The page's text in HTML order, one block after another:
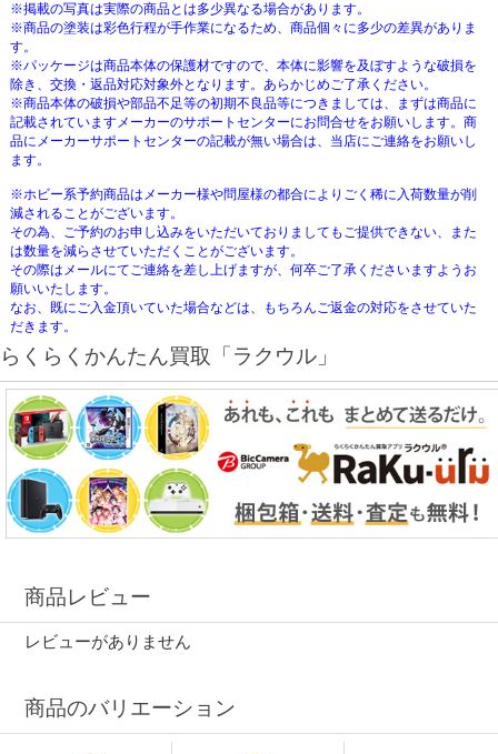
※掲載の写真は実際の商品とは多少異なる場合があります。
※商品の塗装は彩色行程が手作業になるため、商品個々に多少の差異がありま
す。
※パッケージは商品本体の保護材ですので、本体に影響を及ぼすような破損を
除き、交換・返品対応対象外となります。あらかじめご了承ください。
※商品本体の破損や部品不足等の初期不良品等につきましては、まずは商品に
記載されていますメーカーのサポートセンターにお問合せをお願いします。商
品にメーカーサポートセンターの記載が無い場合は、当店にご連絡をお願いし
ます。
※ホビー系予約商品はメーカー様や問屋様の都合によりごく稀に入荷数量が削
減されることがございます。
その為、ご予約のお申し込みをいただいておりましてもご提供できない、また
は数量を減らさせていただくことがございます。
その際はメールにてご連絡を差し上げますが、何卒ご了承くださいますようお
願いいたします。
なお、既にご入金頂いていた場合などは、もちろんご返金の対応をさせていた
だきます。
らくらくかんたん買取「ラクウル」
商品レビュー
レビューがありません
商品のバリエーション